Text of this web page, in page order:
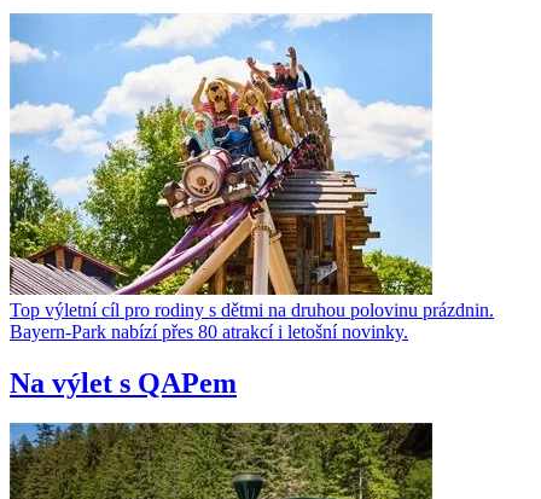
Top výletní cíl pro rodiny s dětmi na druhou polovinu prázdnin.
Bayern-Park nabízí přes 80 atrakcí i letošní novinky.
Na výlet s QAPem